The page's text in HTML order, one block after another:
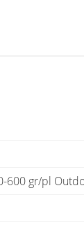
600 gr/pl